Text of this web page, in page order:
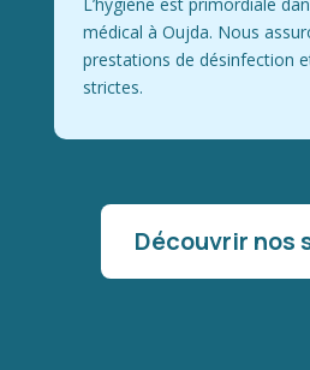
médical à Oujda. Nous
prestations de désinfection
strictes.
Découvrir nos